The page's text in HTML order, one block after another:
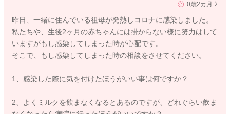
0歳2カ月
昨日、一緒に住んでいる祖母が発熱しコロナに感染しました。
私たちや、生後2ヶ月の赤ちゃんには掛からない様に努力はして
いますがもし感染してしまった時が心配です。
そこで、もし感染してしまった時の相談をさせてください。
1、感染した際に気を付けたほうがいい事は何ですか？
2、よくミルクを飲まなくなるとあるのですが、どれぐらい飲ま